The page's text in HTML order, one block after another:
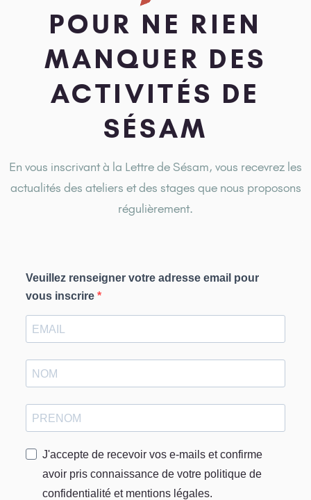
POUR NE RIEN
MANQUER DES
ACTIVITÉS DE
SÉSAM
En vous inscrivant à la Lettre de Sésam, vous recevrez les
actualités des ateliers et des stages que nous proposons
régulièrement.
Veuillez renseigner votre adresse email pour
vous inscrire
J'accepte de recevoir vos e-mails et confirme
avoir pris connaissance de votre politique de
confidentialité et mentions légales.